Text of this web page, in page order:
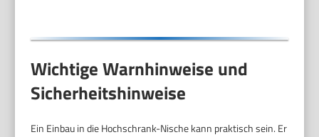
Wichtige Warnhinweise und
Sicherheitshinweise
Ein Einbau in die Hochschrank-Nische kann praktisch sein. Er